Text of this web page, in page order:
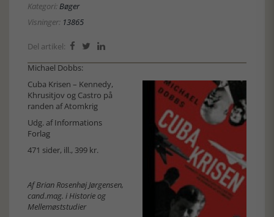
Kategori:Bøger
Visninger: 13865
Del artikel:   
Michael Dobbs:
Cuba Krisen – Kennedy,
Khrusitjov og Castro på
randen af Atomkrig
Udg. afInformations
Forlag
471 sider, ill., 399 kr.
Af Brian Rosenhøj Jørgensen,
cand.mag. i Historie og
Mellemøststudier